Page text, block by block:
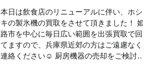
本日は飲食店のリニューアルに伴い、ホシザ
キの製氷機の買取をさせて頂きました！ 姫
路市を中心に毎日広い範囲を出張買取で回っ
てますので、兵庫県近郊の方はご遠慮なくご
連絡ください☺ 厨房機器の売却をご検討中